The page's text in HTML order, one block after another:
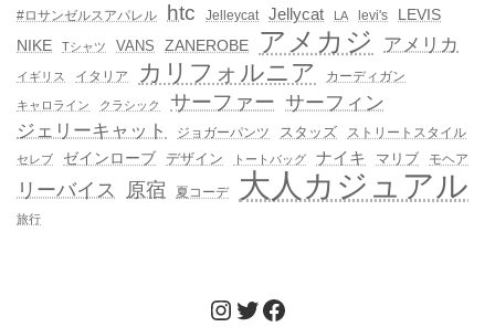
#ロサンゼルスアパレル
htc Jelleycat Jellycat LA levi's
LEVIS
NIKE
Tシャツ VANS ZANEROBE アメカジ アメリカ
イギリス イタリア カリフォルニア カーディガン
キャロライン クラシック サーファー サーフィン
ジェリーキャット
ジョガーパンツ スタッズ ストリートスタイル
セレブ ゼインローブ デザイン トートバッグ ナイキ マリブ モヘア
リーバイス 原宿 夏コーデ 大人カジュアル
旅行
Instagram
Twitter
Facebook